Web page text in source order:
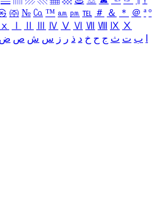
㈜ № ㏇ ™ ㏂ ㏘ ℡ ＃ ＆ ＊ ＠ ª º
ⅹ Ⅳ Ⅴ Ⅵ Ⅶ Ⅷ Ⅸ Ⅹ
ب ت ث ج ح خ د ذ ر ز س ش ص ض